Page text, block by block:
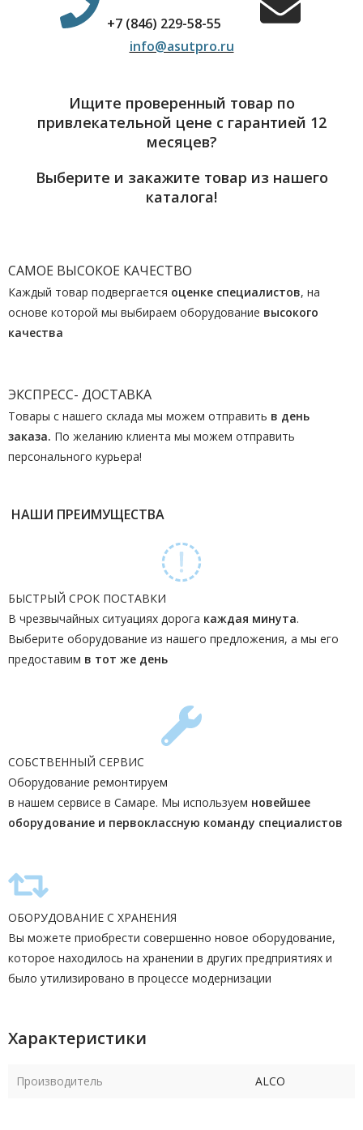
+7 (846) 229-58-55
info@asutpro.ru
Ищите проверенный товар по
привлекательной цене с гарантией 12
месяцев?
Выберите и закажите товар из нашего
каталога!
САМОЕ ВЫСОКОЕ КАЧЕСТВО
Каждый товар подвергается оценке специалистов, на
основе которой мы выбираем оборудование высокого
качества
ЭКСПРЕСС- ДОСТАВКА
Товары с нашего склада мы можем отправить в день
заказа. По желанию клиента мы можем отправить
персонального курьера!
НАШИ ПРЕИМУЩЕСТВА
БЫСТРЫЙ СРОК ПОСТАВКИ
В чрезвычайных ситуациях дорога каждая минута.
Выберите оборудование из нашего предложения, а мы его
предоставим в тот же день
СОБСТВЕННЫЙ СЕРВИС
Оборудование ремонтируем
в нашем сервисе в Самаре. Мы используем новейшее
оборудование и первоклассную команду специалистов
ОБОРУДОВАНИЕ С ХРАНЕНИЯ
Вы можете приобрести совершенно новое оборудование,
которое находилось на хранении в других предприятиях и
было утилизировано в процессе модернизации
Характеристики
Производитель ALCO